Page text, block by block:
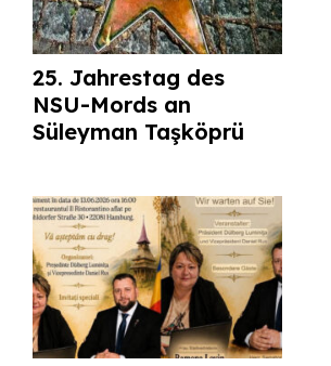
25. Jahrestag des
NSU-Mords an
Süleyman Taşköprü